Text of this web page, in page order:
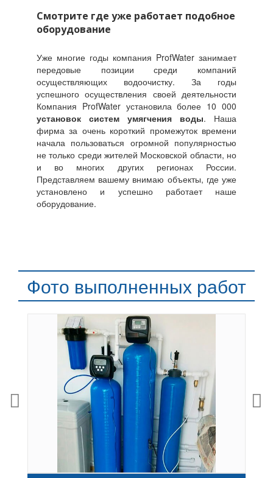
Смотрите где уже работает подобное
оборудование
Уже многие годы компания ProfWater занимает
передовые позиции среди компаний
осуществляющих водоочистку. За годы
успешного осуществления своей деятельности
Компания ProfWater установила более 10 000
установок систем умягчения воды. Наша
фирма за очень короткий промежуток времени
начала пользоваться огромной популярностью
не только среди жителей Московской области, но
и во многих других регионах России.
Представляем вашему внимаю объекты, где уже
установлено и успешно работает наше
оборудование.
Фото выполненных работ